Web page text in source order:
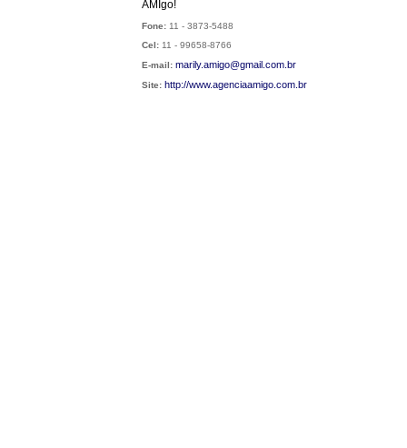
AMIgo!
Fone: 11 - 3873-5488
Cel: 11 - 99658-8766
E-mail: marily.amigo@gmail.com.br
Site: http://www.agenciaamigo.com.br